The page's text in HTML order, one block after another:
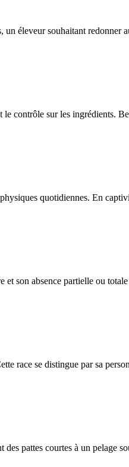
éleveur souhaitant
contrôle sur les ingrédients.
quotidiennes. En
son absence partielle ou
race se distingue par sa
pattes courtes à un pelage